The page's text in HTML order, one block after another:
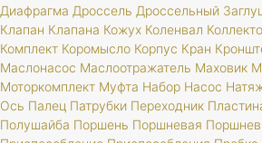
Диафрагма Дроссель Дроссельный
Клапан Клапана Кожух Коленвал
Комплект Коромысло Корпус Кран
Маслонасос Маслоотражатель Маховик
Моторкомплект Муфта Набор Насос
Ось Палец Патрубки Переходник
Полушайба Поршень Поршневая